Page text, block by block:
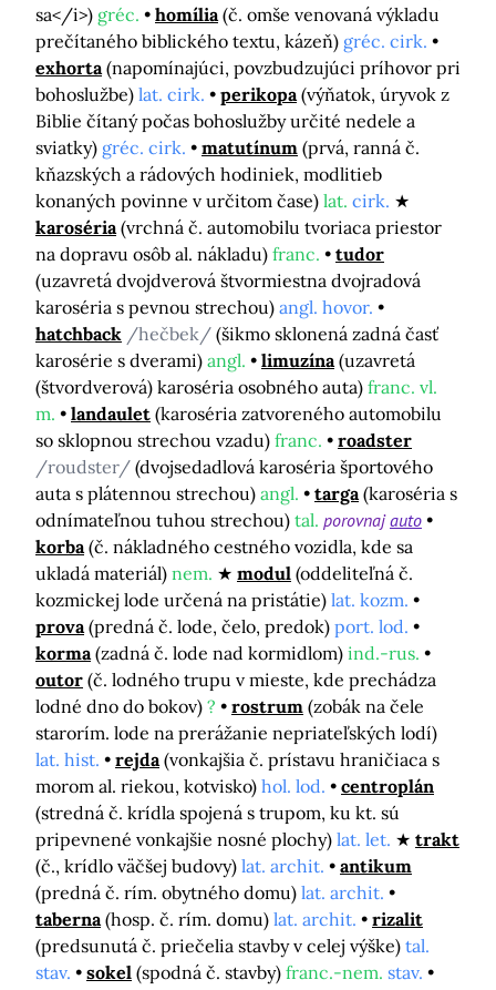
sa</i>) gréc. homília (č. omše venovaná výkladu
prečítaného biblického textu, kázeň) gréc. cirk.
exhorta (napomínajúci, povzbudzujúci príhovor pri
bohoslužbe) lat. cirk. perikopa (výňatok, úryvok z
Biblie čítaný počas bohoslužby určité nedele a
sviatky) gréc. cirk. matutínum (prvá, ranná č.
kňazských a rádových hodiniek, modlitieb
konaných povinne v určitom čase) lat. cirk.
karoséria (vrchná č. automobilu tvoriaca priestor
na dopravu osôb al. nákladu) franc.
tudor
(uzavretá dvojdverová štvormiestna dvojradová
karoséria s pevnou strechou) angl. hovor.
hatchback /hečbek/ (šikmo sklonená zadná časť
karosérie s dverami) angl. limuzína (uzavretá
(štvordverová) karoséria osobného auta) franc. vl.
m.
landaulet (karoséria zatvoreného automobilu
so sklopnou strechou vzadu) franc.
roadster
/roudster/ (dvojsedadlová karoséria športového
auta s plátennou strechou) angl. targa (karoséria s
odnímateľnou tuhou strechou) tal. porovnajauto
korba (č. nákladného cestného vozidla, kde sa
ukladá materiál) nem. modul (oddeliteľná č.
kozmickej lode určená na pristátie) lat. kozm.
prova (predná č. lode, čelo, predok) port. lod.
korma (zadná č. lode nad kormidlom) ind.-rus.
outor (č. lodného trupu v mieste, kde prechádza
lodné dno do bokov) ? rostrum (zobák na čele
starorím. lode na prerážanie nepriateľských lodí)
lat. hist.
rejda (vonkajšia č. prístavu hraničiaca s
morom al. riekou, kotvisko) hol. lod.
centroplán
(stredná č. krídla spojená s trupom, ku kt. sú
pripevnené vonkajšie nosné plochy) lat. let.
trakt
(č., krídlo väčšej budovy) lat. archit.
antikum
(predná č. rím. obytného domu) lat. archit.
taberna (hosp. č. rím. domu) lat. archit.
rizalit
(predsunutá č. priečelia stavby v celej výške) tal.
stav.
sokel (spodná č. stavby) franc.-nem. stav.